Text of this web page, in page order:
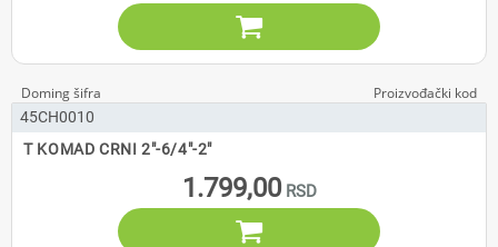

45CH0010
T KOMAD CRNI 2"-6/4"-2"
1.799,00
